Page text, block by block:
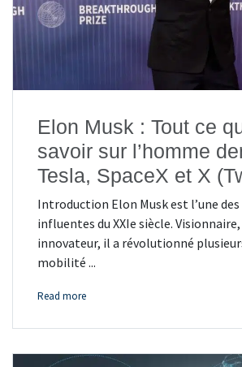
Elon Musk : Tout ce
savoir sur l’homme
Tesla, SpaceX et X
Introduction Elon Musk est l’une
influentes du XXIe siècle.
innovateur, il a révolutionné
mobilité ...
Read more